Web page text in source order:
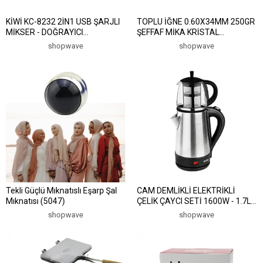
KİWİ KC-8232 2İN1 USB ŞARJLI
MİKSER - DOĞRAYICI
20W200ML3-KADEME HIZ=IŞIKLI
GÖSTERGE DC 5V / 1ALİ-İON
shopwave
TOPLU İĞNE 0.60X34MM 250GR
ŞEFFAF MİKA KRİSTAL
PLS.KUTULU AMBALAJ (5047)
shopwave
Tekli Güçlü Mıknatıslı Eşarp Şal
Mıknatısı (5047)
shopwave
CAM DEMLİKLİ ELEKTRİKLİ
ÇELİK ÇAYCI SETİ 1600W - 1.7LT
- 0.7LT STM-5836 (5047)
shopwave